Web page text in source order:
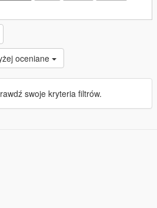
oceniane
swoje kryteria filtrów.